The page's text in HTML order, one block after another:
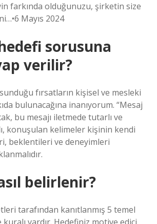
farkında olduğunuzu, şirketin size
Mayıs 2024
sorusuna
verilir?
fırsatların kişisel ve mesleki
bulunacağına inanıyorum. “Mesaj
bu mesajı iletmede tutarlı ve
konuşulan kelimeler kişinin kendi
beklentileri ve deneyimleri
belirlenir?
tarafından kanıtlanmış 5 temel